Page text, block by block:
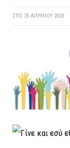
ΣΤΙΣ 25 ΑΠΡΙΛΊΟΥ 2020